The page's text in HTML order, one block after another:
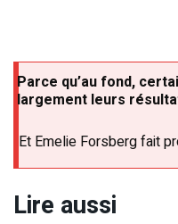
Parce qu’au fond,
largement leurs
Et Emelie Forsberg fait
Lire aussi